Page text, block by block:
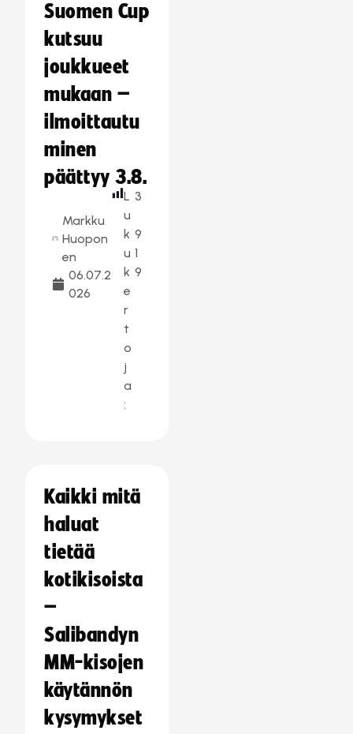
Suomen Cup
kutsuu
joukkueet
mukaan –
ilmoittautu
minen
päättyy 3.8.
Markku
Huopon
en
06.07.2
026
L
u
k
u
k
e
r
t
o
j
a
:
3
9
1
9
Kaikki mitä
haluat
tietää
kotikisoista
–
Salibandyn
MM-kisojen
käytännön
kysymykset